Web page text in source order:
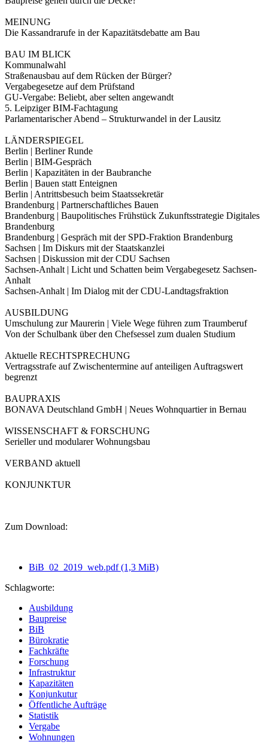
MEINUNG
Die Kassandrarufe in der Kapazitätsdebatte am Bau
BAU IM BLICK
Kommunalwahl
Straßenausbau auf dem Rücken der Bürger?
Vergabegesetze auf dem Prüfstand
GU-Vergabe: Beliebt, aber selten angewandt
5. Leipziger BIM-Fachtagung
Parlamentarischer Abend – Strukturwandel in der Lausitz
LÄNDERSPIEGEL
Berlin | Berliner Runde
Berlin | BIM-Gespräch
Berlin | Kapazitäten in der Baubranche
Berlin | Bauen statt Enteignen
Berlin | Antrittsbesuch beim Staatssekretär
Brandenburg | Partnerschaftliches Bauen
Brandenburg | Baupolitisches Frühstück Zukunftsstrategie Digitales
Brandenburg
Brandenburg | Gespräch mit der SPD-Fraktion Brandenburg
Sachsen | Im Diskurs mit der Staatskanzlei
Sachsen | Diskussion mit der CDU Sachsen
Sachsen-Anhalt | Licht und Schatten beim Vergabegesetz Sachsen-
Anhalt
Sachsen-Anhalt | Im Dialog mit der CDU-Landtagsfraktion
AUSBILDUNG
Umschulung zur Maurerin | Viele Wege führen zum Traumberuf
Von der Schulbank über den Chefsessel zum dualen Studium
Aktuelle RECHTSPRECHUNG
Vertragsstrafe auf Zwischentermine auf anteiligen Auftragswert
begrenzt
BAUPRAXIS
BONAVA Deutschland GmbH | Neues Wohnquartier in Bernau
WISSENSCHAFT & FORSCHUNG
Serieller und modularer Wohnungsbau
VERBAND aktuell
KONJUNKTUR
Zum Download:
BiB_02_2019_web.pdf(1,3 MiB)
Schlagworte:
Ausbildung
Baupreise
BiB
Bürokratie
Fachkräfte
Forschung
Infrastruktur
Kapazitäten
Konjunkutur
Öffentliche Aufträge
Statistik
Vergabe
Wohnungen